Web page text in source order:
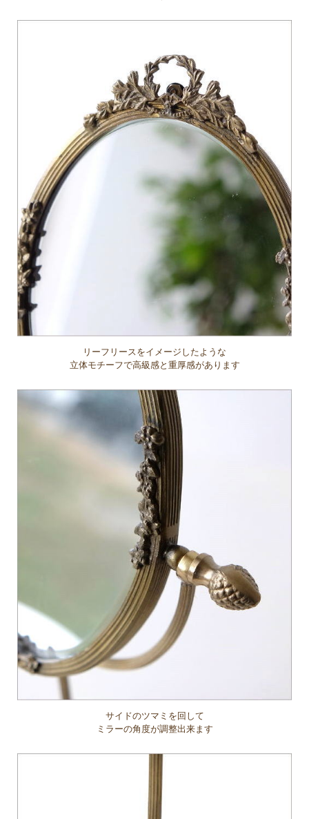
リーフリースをイメージしたような
立体モチーフで高級感と重厚感があります
サイドのツマミを回して
ミラーの角度が調整出来ます